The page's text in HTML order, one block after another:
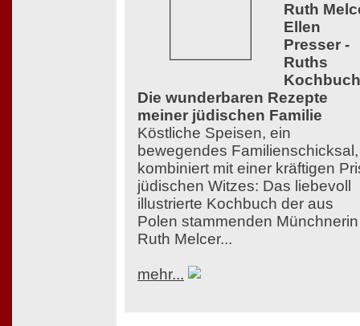
Ruth
Ellen
Presser -
Ruths
Die wunderbaren Rezepte
meiner jüdischen Familie
Köstliche Speisen, ein
bewegendes Familienschicksal,
kombiniert mit einer kräftigen
jüdischen Witzes: Das liebevoll
illustrierte Kochbuch der aus
Polen stammenden Münchnerin
Ruth Melcer...
mehr...